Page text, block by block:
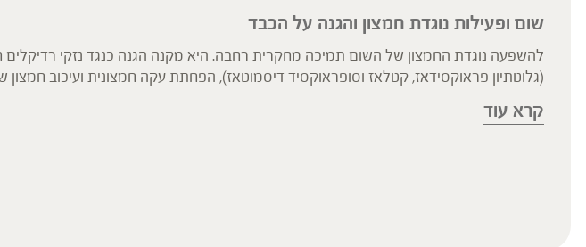
שום ופעילות נוגדת חמצון והגנה על הכבד
להשפעה נוגדת החמצון של השום תמיכה מחקרית רחבה. היא מקנה הגנה כנגד נזקי רדיקלים
(גלוטתיון פראוקסידאז, קטלאז וסופראוקסיד דיסמוטאז), הפחתת עקה חמצונית ועיכוב
מחקר נוסף הדגים השפעה מגנה ומשקמת על רקמות כבד פגועות, על ידי העלאת רמות אנזימים
הכתוב מסתמך על גישות הרבליסטיות ונטורופתיות מסורתיות. למען הסר ספק המידע אינו
קרא עוד